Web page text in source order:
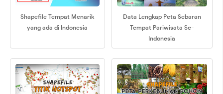
Shapefile Tempat Menarik
yang ada di Indonesia
Data Lengkap Peta Sebaran
Tempat Pariwisata Se-
Indonesia